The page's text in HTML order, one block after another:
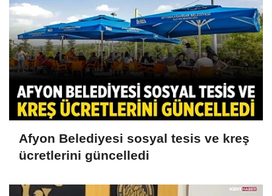
Afyon Belediyesi sosyal tesis ve kreş
ücretlerini güncelledi